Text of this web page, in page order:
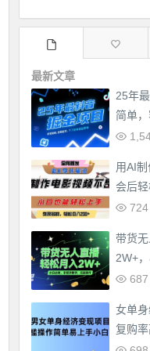
最新文章
25年
简单
益那种
用AI
会后
多样，
带货
2W+
学，
女单
复购